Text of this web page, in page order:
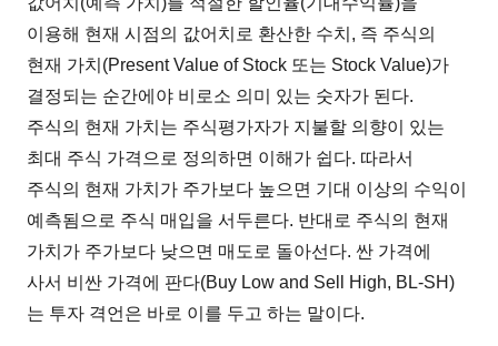
이용해 현재 시점의 값어치로 환산한 수치, 즉 주식의
현재 가치(Present Value of Stock 또는 Stock Value)가
결정되는 순간에야 비로소 의미 있는 숫자가 된다.
주식의 현재 가치는 주식평가자가 지불할 의향이 있는
최대 주식 가격으로 정의하면 이해가 쉽다. 따라서
주식의 현재 가치가 주가보다 높으면 기대 이상의 수익이
예측됨으로 주식 매입을 서두른다. 반대로 주식의 현재
가치가 주가보다 낮으면 매도로 돌아선다. 싼 가격에
사서 비싼 가격에 판다(Buy Low and Sell High, BL-SH)
는 투자 격언은 바로 이를 두고 하는 말이다.